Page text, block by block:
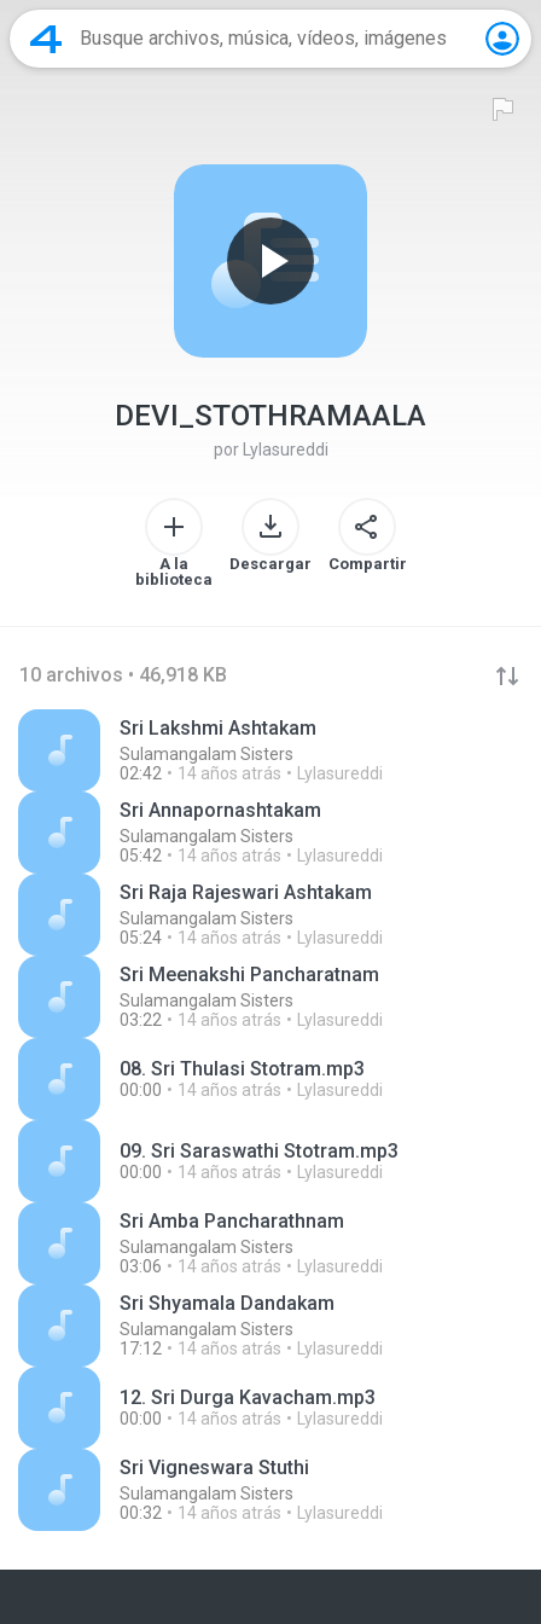
DEVI_STOTHRAMAALA
por Lylasureddi
A la
biblioteca
Descargar Compartir
10 archivos • 46,918 KB
Sri Lakshmi Ashtakam
Sulamangalam Sisters
02:42
14 años atrás Lylasureddi
Sri Annapornashtakam
Sulamangalam Sisters
05:42
14 años atrás Lylasureddi
Sri Raja Rajeswari Ashtakam
Sulamangalam Sisters
05:24
14 años atrás Lylasureddi
Sri Meenakshi Pancharatnam
Sulamangalam Sisters
03:22
14 años atrás Lylasureddi
08. Sri Thulasi Stotram.mp3
00:00 14 años atrás Lylasureddi
09. Sri Saraswathi Stotram.mp3
00:00 14 años atrás Lylasureddi
Sri Amba Pancharathnam
Sulamangalam Sisters
03:06
14 años atrás Lylasureddi
Sri Shyamala Dandakam
Sulamangalam Sisters
17:12
14 años atrás Lylasureddi
12. Sri Durga Kavacham.mp3
00:00 14 años atrás Lylasureddi
Sri Vigneswara Stuthi
Sulamangalam Sisters
00:32
14 años atrás Lylasureddi